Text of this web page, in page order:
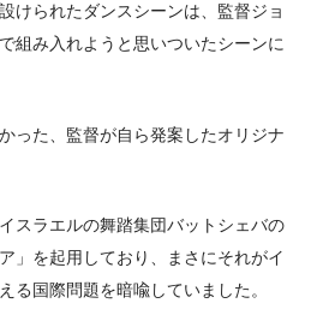
けられたダンスシーンは、監督ジョ
組み入れようと思いついたシーンに
った、監督が自ら発案したオリジナ
スラエルの舞踏集団バットシェバの
」を起用しており、まさにそれがイ
る国際問題を暗喩していました。